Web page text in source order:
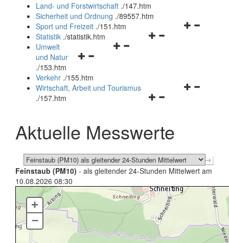
und
schließen
Land- und Forstwirtschaft ./147.htm
Sicherheit und Ordnung ./89557.htm
Navigationsmenü
Sport und Freizeit ./151.htm
Navigationsmenü
Statistik ./statistik.htm
Navigationsmenü
und
schließen
Umwelt
und Natur
./153.htm
Verkehr ./155.htm
Navigationsmenü
schließen
Wirtschaft, Arbeit und Tourismus
./157.htm
Aktuelle Messwerte
Feinstaub (PM10) - als gleitender 24-Stunden Mittelwert am
10.08.2026 08:30
+
–